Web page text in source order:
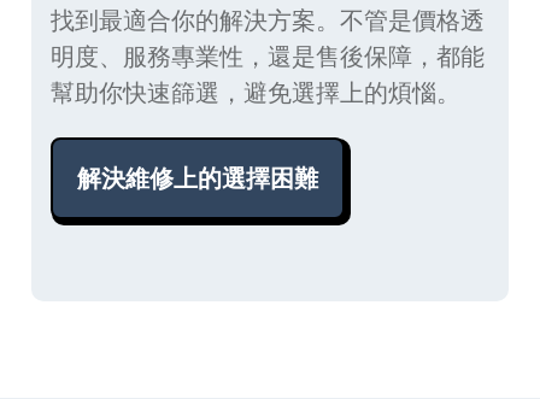
找到最適合你的解決方案。不管是價格透
明度、服務專業性，還是售後保障，都能
幫助你快速篩選，避免選擇上的煩惱。
解決維修上的選擇困難